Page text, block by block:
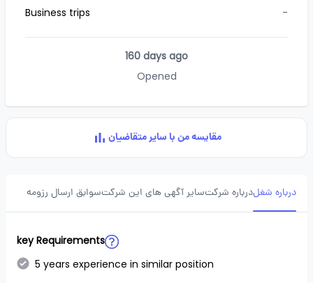
Business trips
-
160 days ago
Opened
مقایسه من با سایر متقاضیان
درباره شغلدرباره شرکتسایر آگهی های این شرکتسوابق ارسال رزومه
key Requirements
5 years experience in similar position